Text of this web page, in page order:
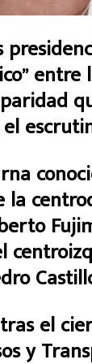
la
el
y